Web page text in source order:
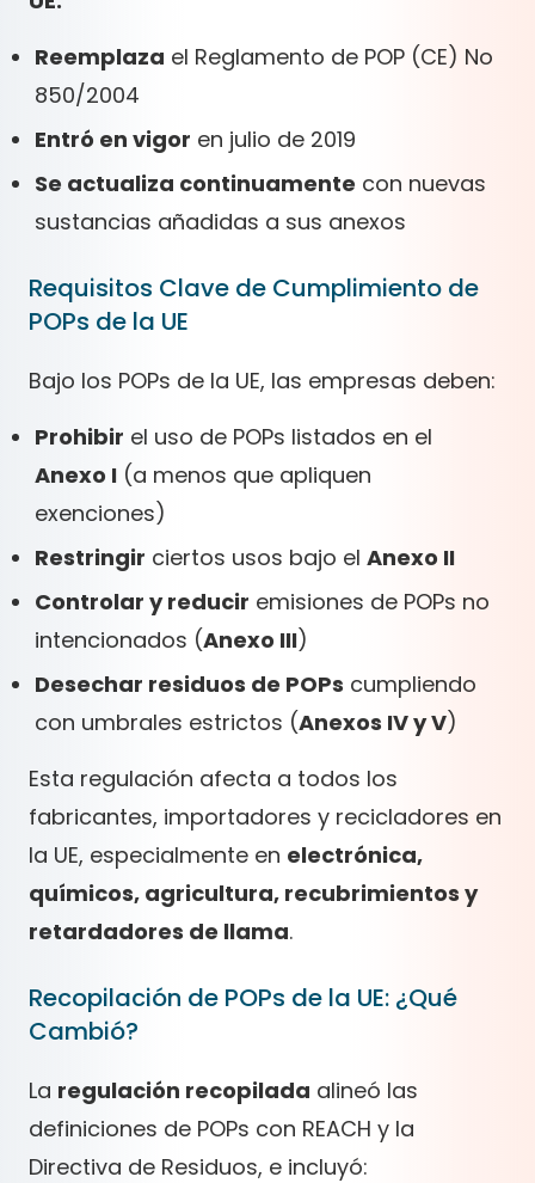
Reemplaza el Reglamento de POP (CE) No
850/2004
Entró en vigor en julio de 2019
Se actualiza continuamente con nuevas
sustancias añadidas a sus anexos
Requisitos Clave de Cumplimiento de
POPs de la UE
Bajo los POPs de la UE, las empresas deben:
Prohibir el uso de POPs listados en el
Anexo I (a menos que apliquen
exenciones)
Restringir ciertos usos bajo el Anexo II
Controlar y reducir emisiones de POPs no
intencionados (Anexo III)
Desechar residuos de POPs cumpliendo
con umbrales estrictos (Anexos IV y V)
Esta regulación afecta a todos los
fabricantes, importadores y recicladores en
la UE, especialmente en electrónica,
químicos, agricultura, recubrimientos y
retardadores de llama.
Recopilación de POPs de la UE: ¿Qué
Cambió?
La regulación recopilada alineó las
definiciones de POPs con REACH y la
Directiva de Residuos, e incluyó: